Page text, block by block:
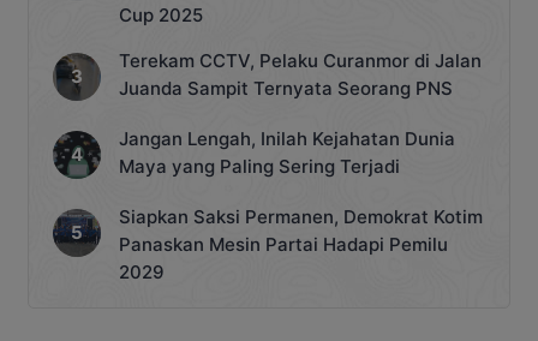
Cup 2025
Terekam CCTV, Pelaku Curanmor di Jalan
Juanda Sampit Ternyata Seorang PNS
Jangan Lengah, Inilah Kejahatan Dunia
Maya yang Paling Sering Terjadi
Siapkan Saksi Permanen, Demokrat Kotim
Panaskan Mesin Partai Hadapi Pemilu
2029